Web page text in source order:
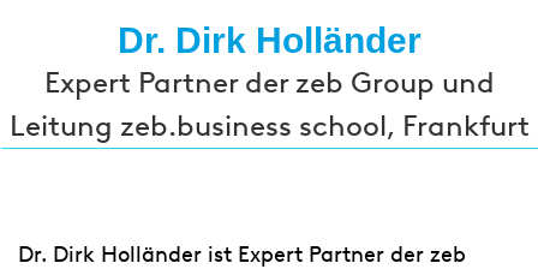
Dr. Dirk Holländer
Expert Partner der zeb Group und
Leitung zeb.business school, Frankfurt
Dr. Dirk Holländer ist Expert Partner der zeb